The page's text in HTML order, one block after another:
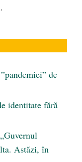
de
identitate fără
Astăzi, în